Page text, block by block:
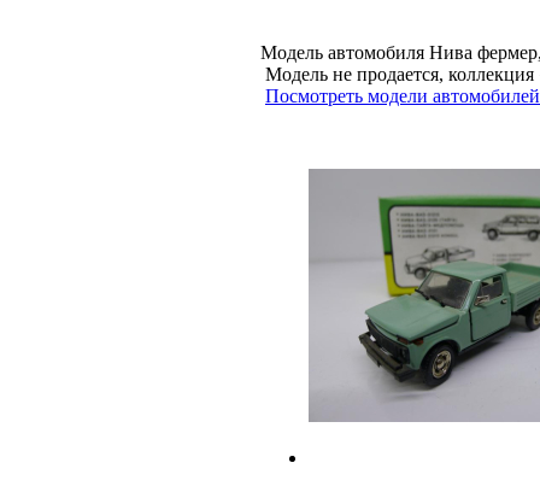
Модель автомобиля Нива
Модель не продается,
Посмотреть модели